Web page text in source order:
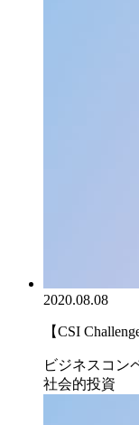
2020.08.08
【CSI
ビジネスコン
社会的投資